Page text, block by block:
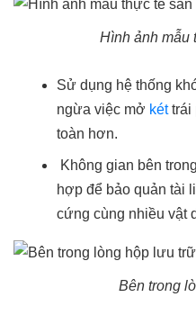
Hình ảnh mẫu
Sử dụng hệ thống
ngừa việc mở kéttrái
toàn hơn.
Không gian bên
hợp để bảo quản tài
cứng cùng nhiều vật
Bên trong